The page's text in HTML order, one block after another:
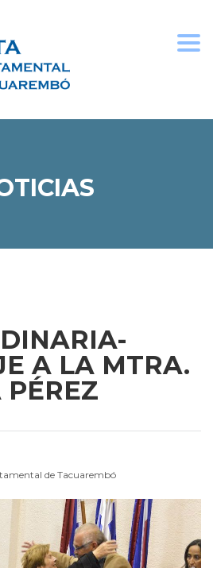
A LA MTRA.
PÉREZ
de Tacuarembó